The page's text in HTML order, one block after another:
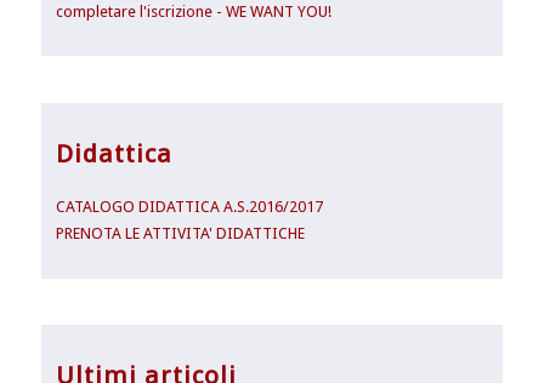
completare l'iscrizione - WE WANT YOU!
Didattica
CATALOGO DIDATTICA A.S.2016/2017
PRENOTA LE ATTIVITA' DIDATTICHE
Ultimi articoli